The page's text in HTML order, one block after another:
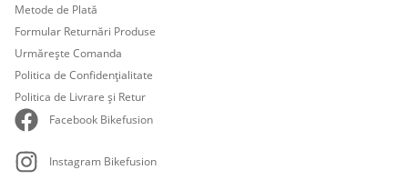
Metode de Plată
Formular Returnări Produse
Urmărește Comanda
Politica de Confidențialitate
Politica de Livrare și Retur
Facebook Bikefusion
Instagram Bikefusion